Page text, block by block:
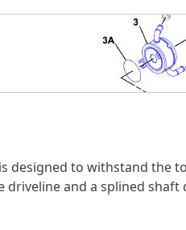
designed to withstand the
and a splined